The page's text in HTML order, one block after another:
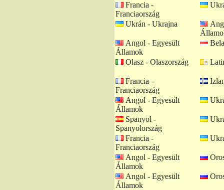
Francia -
Franciaország
Ukrán - Ukrajna
Angol - Egyesült
Államok
Olasz - Olaszország
Francia -
Franciaország
Angol - Egyesült
Államok
Spanyol -
Spanyolország
Francia -
Franciaország
Angol - Egyesült
Államok
Angol - Egyesült
Államok